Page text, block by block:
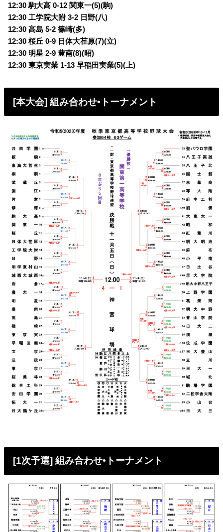
12:30 駒大高 0-12 関東一(5)(駒)
12:30 工学院大附 3-2 日野(八)
12:30 高島 5-2 篠崎(多)
12:30 桜丘 0-9 日体大荏原(7)(立)
12:30 明星 2-9 豊南(8)(昭)
12:30 東京実業 1-13 早稲田実業(5)(上)
[本大会] 組み合わせ•トーナメント
[1次予選] 組み合わせ•トーナメント